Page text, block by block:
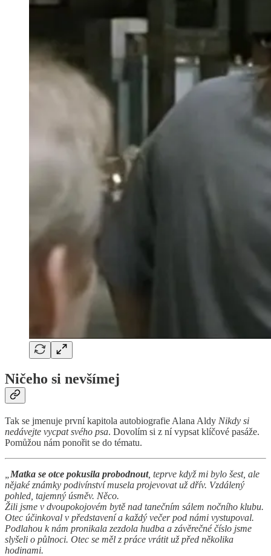
Ničeho si nevšímej
Tak se jmenuje první kapitola autobiografie Alana Aldy Nikdy si
nedávejte vycpat svého psa. Dovolím si z ní vypsat klíčové pasáže.
Pomůžou nám ponořit se do tématu.
Matka se otce pokusila probodnout, teprve když mi bylo šest, ale
nějaké známky podivínství musela projevovat už dřív. Vzdálený
pohled, tajemný úsměv. Něco.
Žili jsme v dvoupokojovém bytě nad tanečním sálem nočního klubu.
Otec účinkoval v představení a každý večer pod námi vystupoval.
Podlahou k nám pronikala zezdola hudba a závěrečné číslo jsme
slyšeli o půlnoci. Otec se měl z práce vrátit už před několika
hodinami.